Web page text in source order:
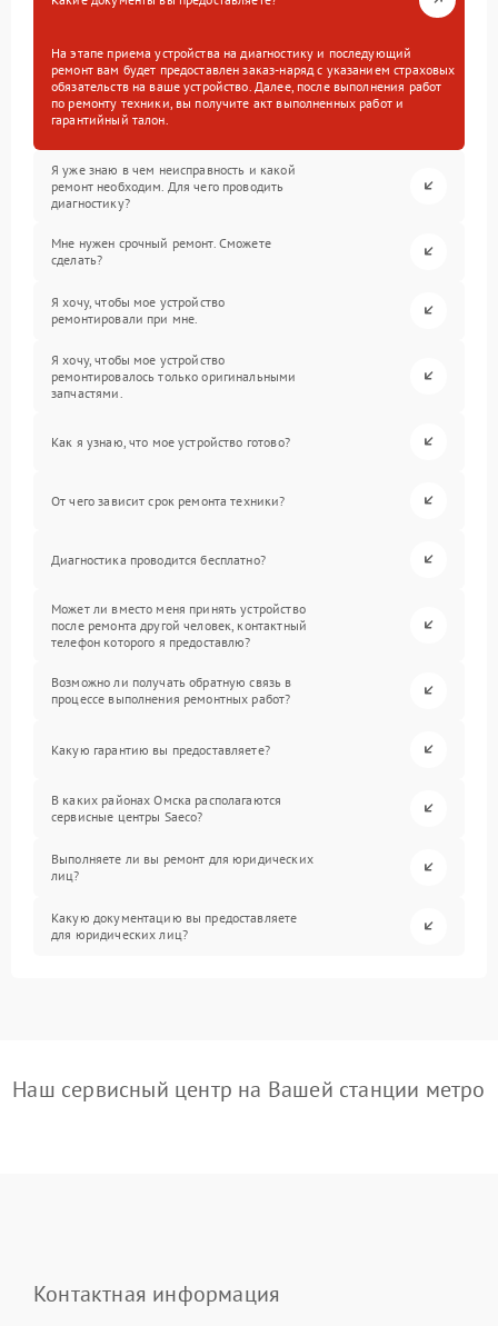
На этапе приема устройства на диагностику и последующий
ремонт вам будет предоставлен заказ-наряд с указанием страховых
обязательств на ваше устройство. Далее, после выполнения работ
по ремонту техники, вы получите акт выполненных работ и
гарантийный талон.
Я уже знаю в чем неисправность и какой
ремонт необходим. Для чего проводить
диагностику?
Мне нужен срочный ремонт. Сможете
сделать?
Я хочу, чтобы мое устройство
ремонтировали при мне.
Я хочу, чтобы мое устройство
ремонтировалось только оригинальными
запчастями.
Как я узнаю, что мое устройство готово?
От чего зависит срок ремонта техники?
Диагностика проводится бесплатно?
Может ли вместо меня принять устройство
после ремонта другой человек, контактный
телефон которого я предоставлю?
Возможно ли получать обратную связь в
процессе выполнения ремонтных работ?
Какую гарантию вы предоставляете?
В каких районах Омска располагаются
сервисные центры Saeco?
Выполняете ли вы ремонт для юридических
лиц?
Какую документацию вы предоставляете
для юридических лиц?
Наш сервисный центр на Вашей станции метро
Контактная информация